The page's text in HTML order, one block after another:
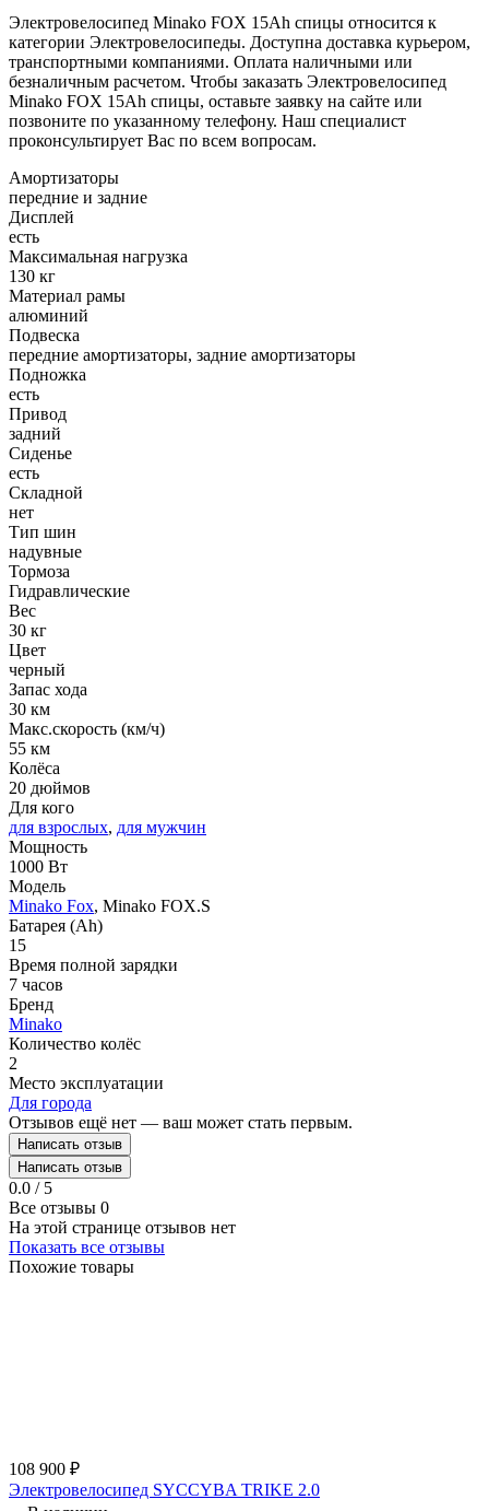
Электровелосипед Minako FOX 15Ah спицы относится к
категории Электровелосипеды. Доступна доставка курьером,
транспортными компаниями. Оплата наличными или
безналичным расчетом. Чтобы заказать Электровелосипед
Minako FOX 15Ah спицы, оставьте заявку на сайте или
позвоните по указанному телефону. Наш специалист
проконсультирует Вас по всем вопросам.
Амортизаторы
передние и задние
Дисплей
есть
Максимальная нагрузка
130 кг
Материал рамы
алюминий
Подвеска
передние амортизаторы, задние амортизаторы
Подножка
есть
Привод
задний
Сиденье
есть
Складной
нет
Тип шин
надувные
Тормоза
Гидравлические
Вес
30 кг
Цвет
черный
Запас хода
30 км
Макс.скорость (км/ч)
55 км
Колёса
20 дюймов
Для кого
для взрослых, для мужчин
Мощность
1000 Вт
Модель
Minako Fox, Minako FOX.S
Батарея (Ah)
15
Время полной зарядки
7 часов
Бренд
Minako
Количество колёс
2
Место эксплуатации
Для города
Отзывов ещё нет — ваш может стать первым.
Написать отзыв
Написать отзыв
0.0 / 5
Все отзывы 0
На этой странице отзывов нет
Показать все отзывы
Похожие товары
108 900 ₽
Электровелосипед SYCCYBA TRIKE 2.0